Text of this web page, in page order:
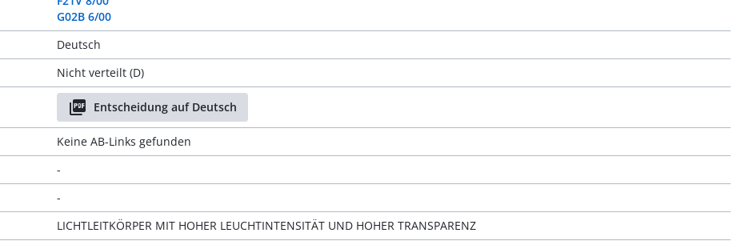
G02B 6/00
Deutsch
Nicht verteilt (D)
Entscheidung auf Deutsch
Keine AB-Links gefunden
-
-
LICHTLEITKÖRPER MIT HOHER LEUCHTINTENSITÄT UND HOHER TRANSPARENZ